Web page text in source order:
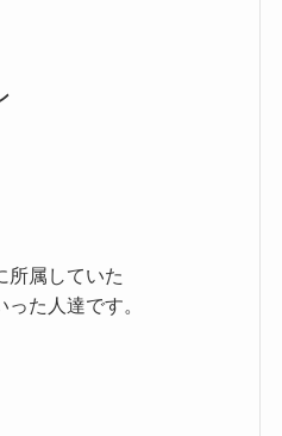
所属していた
た人達です。